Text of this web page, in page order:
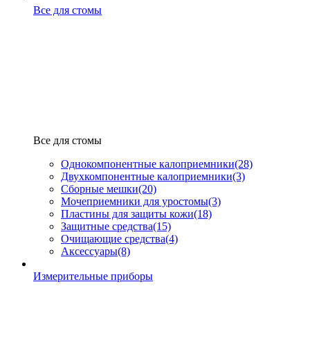
Все для стомы
Все для стомы
Однокомпонентные калоприемники(28)
Двухкомпонентные калоприемники(3)
Сборные мешки(20)
Мочеприемники для уростомы(3)
Пластины для защиты кожи(18)
Защитные средства(15)
Очищающие средства(4)
Аксессуары(8)
Измерительные приборы